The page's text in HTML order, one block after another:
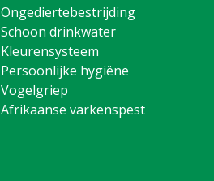
Ongediertebestrijding
Schoon drinkwater
Kleurensysteem
Persoonlijke hygiëne
Vogelgriep
Afrikaanse varkenspest